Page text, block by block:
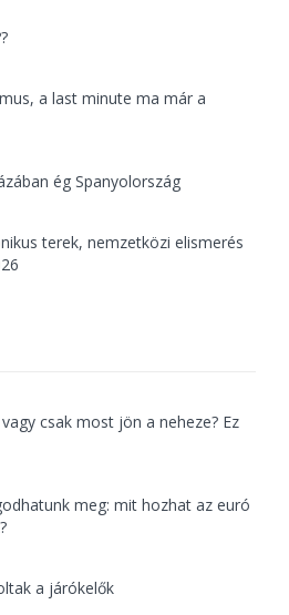
a last minute ma már a
ég Spanyolország
terek, nemzetközi elismerés
csak most jön a neheze? Ez
meg: mit hozhat az euró
a járókelők